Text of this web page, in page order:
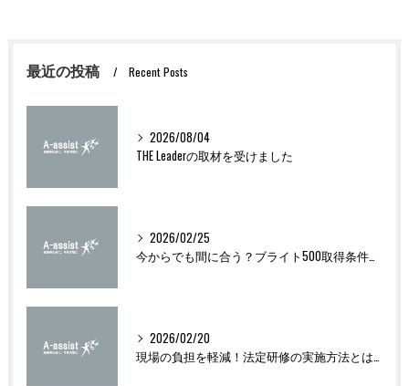
最近の投稿 Recent Posts
2026/08/04
THE Leaderの取材を受けました
2026/02/25
今からでも間に合う？ブライト500取得条件をわかりやすく解説
2026/02/20
現場の負担を軽減！法定研修の実施方法とは？